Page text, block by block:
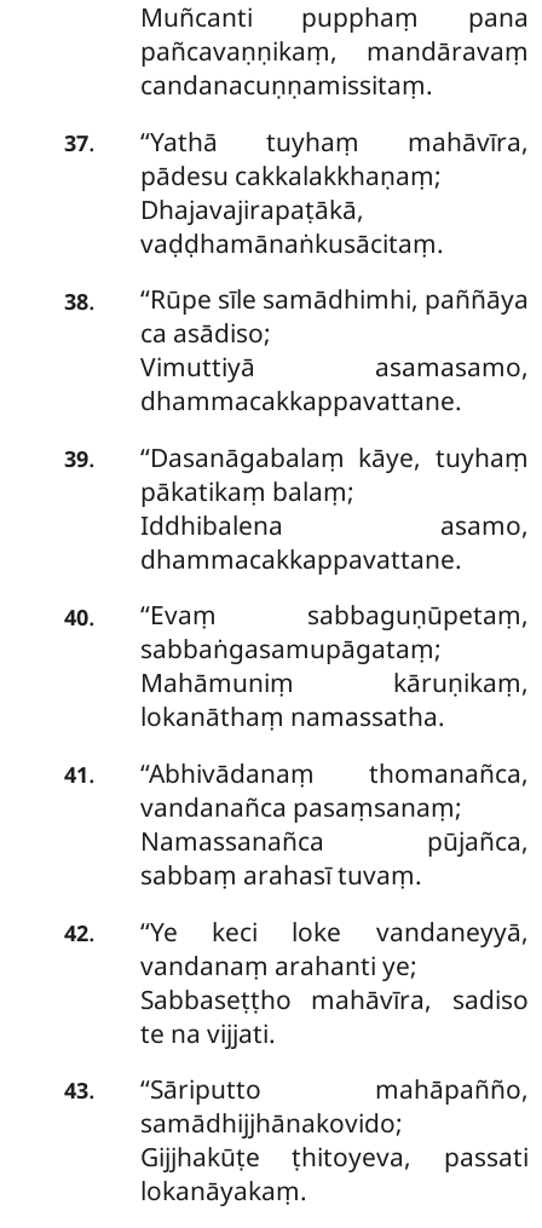
Muñcanti pupphaṃ pana
pañcavaṇṇikaṃ, mandāravaṃ
candanacuṇṇamissitaṃ.
37. ‘‘Yathā tuyhaṃ mahāvīra,
pādesu cakkalakkhaṇaṃ;
Dhajavajirapaṭākā,
vaḍḍhamānaṅkusācitaṃ.
38. ‘‘Rūpe sīle samādhimhi, paññāya
ca asādiso;
Vimuttiyā asamasamo,
dhammacakkappavattane.
39. ‘‘Dasanāgabalaṃ kāye, tuyhaṃ
pākatikaṃ balaṃ;
Iddhibalena asamo,
dhammacakkappavattane.
40.
‘‘Evaṃ sabbaguṇūpetaṃ,
sabbaṅgasamupāgataṃ;
Mahāmuniṃ kāruṇikaṃ,
lokanāthaṃ namassatha.
41.
‘‘Abhivādanaṃ thomanañca,
vandanañca pasaṃsanaṃ;
Namassanañca pūjañca,
sabbaṃ arahasī tuvaṃ.
42.
‘‘Ye keci loke vandaneyyā,
vandanaṃ arahanti ye;
Sabbaseṭṭho mahāvīra, sadiso
te na vijjati.
43.
‘‘Sāriputto mahāpañño,
samādhijjhānakovido;
Gijjhakūṭe ṭhitoyeva, passati
lokanāyakaṃ.